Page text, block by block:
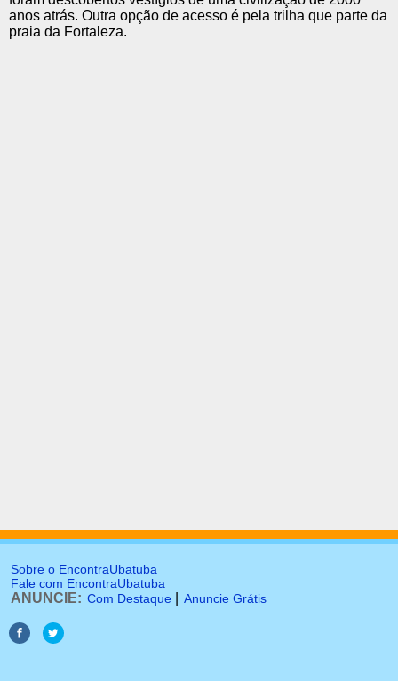
anos atrás. Outra opção de acesso é pela trilha que parte da
praia da Fortaleza.
Sobre o EncontraUbatuba
Fale com EncontraUbatuba
ANUNCIE: Com Destaque Anuncie Grátis